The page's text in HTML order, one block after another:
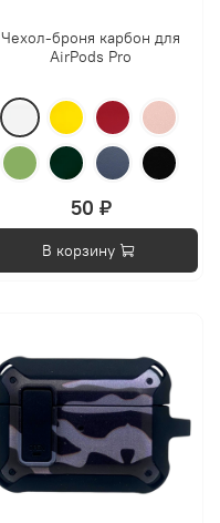
Чехол-броня карбон для
AirPods Pro
50 ₽
В корзину